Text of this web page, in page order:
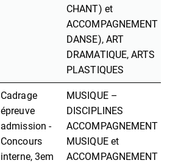
CHANT) et
ACCOMPAGNEMENT
DANSE), ART
DRAMATIQUE, ARTS
PLASTIQUES
Cadrage
épreuve
admission -
Concours
interne, 3em
MUSIQUE –
DISCIPLINES
ACCOMPAGNEMENT
MUSIQUE et
ACCOMPAGNEMENT